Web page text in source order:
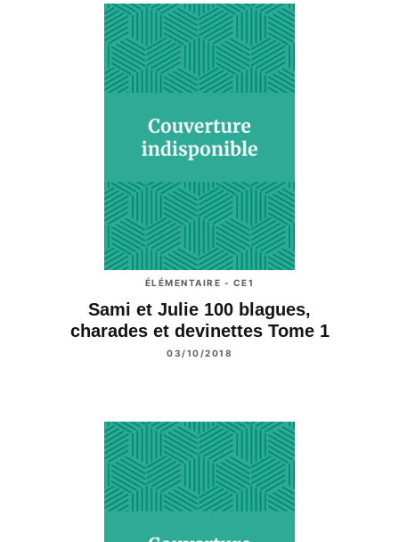
ÉLÉMENTAIRE - CE1
Sami et Julie 100 blagues,
charades et devinettes Tome 1
03/10/2018